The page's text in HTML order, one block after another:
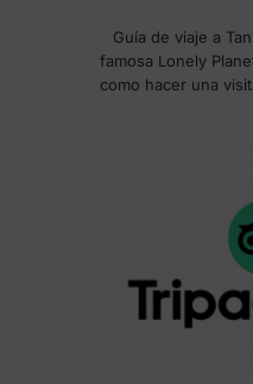
Guía de viaje a
famosa Lonely
como hacer una